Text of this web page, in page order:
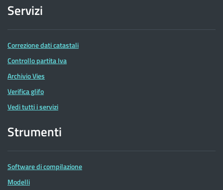
Servizi
Correzione dati catastali
Controllo partita Iva
Archivio Vies
Verifica glifo
Vedi tutti i servizi
Strumenti
Software di compilazione
Modelli